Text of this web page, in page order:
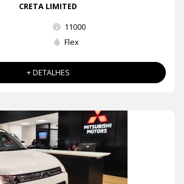
CRETA LIMITED
11000
Flex
+ DETALHES